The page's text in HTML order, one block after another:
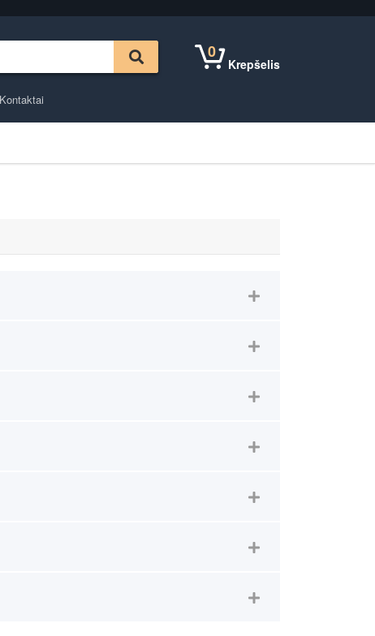
0
Krepšelis
Kontaktai